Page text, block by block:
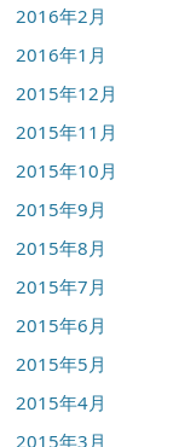
2016年2月
2016年1月
2015年12月
2015年11月
2015年10月
2015年9月
2015年8月
2015年7月
2015年6月
2015年5月
2015年4月
2015年3月